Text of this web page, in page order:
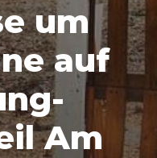
um
auf
Am